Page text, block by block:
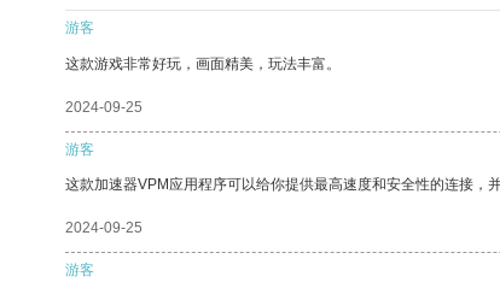
游客
这款游戏非常好玩，画面精美，玩法丰富。
2024-09-25
游客
这款加速器VPM应用程序可以给你提供最高速度和安全性的连接，
2024-09-25
游客